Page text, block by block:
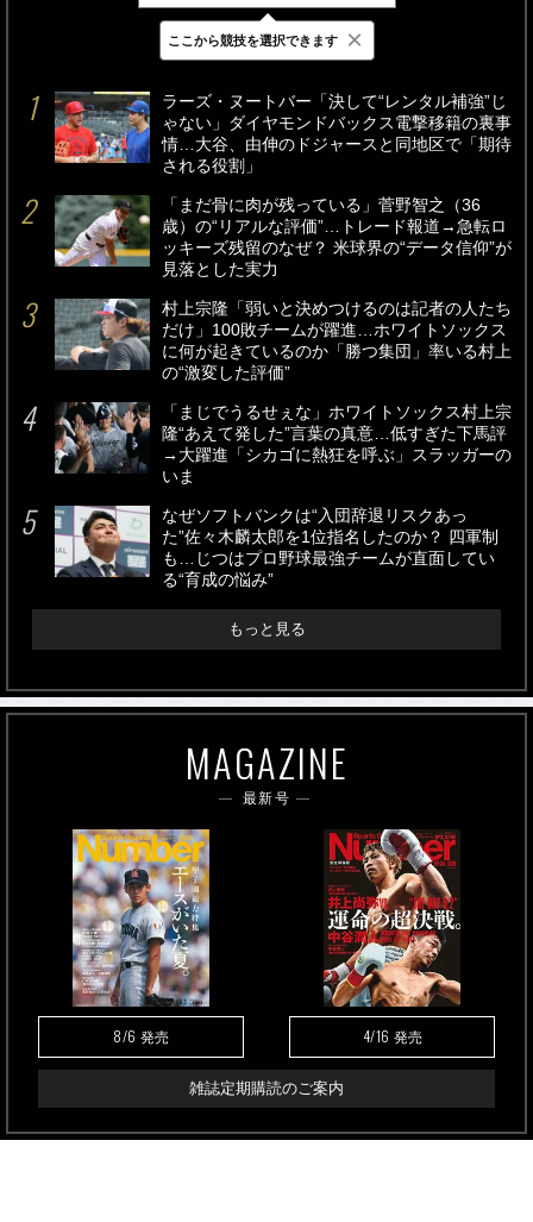
最新 24時間 週間
ラーズ・ヌートバー「決して“レンタル補強”じ
ゃない」ダイヤモンドバックス電撃移籍の裏事
情…大谷、由伸のドジャースと同地区で「期待
される役割」
「まだ骨に肉が残っている」菅野智之（36
歳）の“リアルな評価”…トレード報道→急転ロ
ッキーズ残留のなぜ？ 米球界の“データ信仰”が
見落とした実力
村上宗隆「弱いと決めつけるのは記者の人たち
だけ」100敗チームが躍進…ホワイトソックス
に何が起きているのか「勝つ集団」率いる村上
の“激変した評価”
「まじでうるせぇな」ホワイトソックス村上宗
隆“あえて発した”言葉の真意…低すぎた下馬評
→大躍進「シカゴに熱狂を呼ぶ」スラッガーの
いま
なぜソフトバンクは“入団辞退リスクあっ
た”佐々木麟太郎を1位指名したのか？ 四軍制
も…じつはプロ野球最強チームが直面してい
る“育成の悩み”
もっと見る
MAGAZINE
最新号
8/6 発売 4/16 発売
雑誌定期購読のご案内
ここから競技を選択できます ×